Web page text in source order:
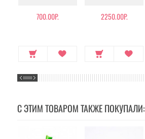
700.00Р. 2250.00Р.
С ЭТИМ ТОВАРОМ ТАКЖЕ ПОКУПАЛИ: